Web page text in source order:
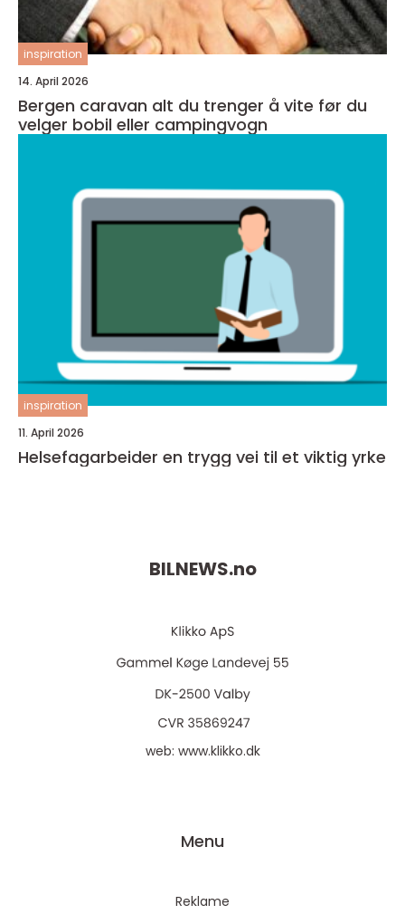
inspiration
14. April 2026
Bergen caravan alt du trenger å vite før du
velger bobil eller campingvogn
inspiration
11. April 2026
Helsefagarbeider en trygg vei til et viktig yrke
BILNEWS.no
web: www.klikko.dk
Menu
Reklame